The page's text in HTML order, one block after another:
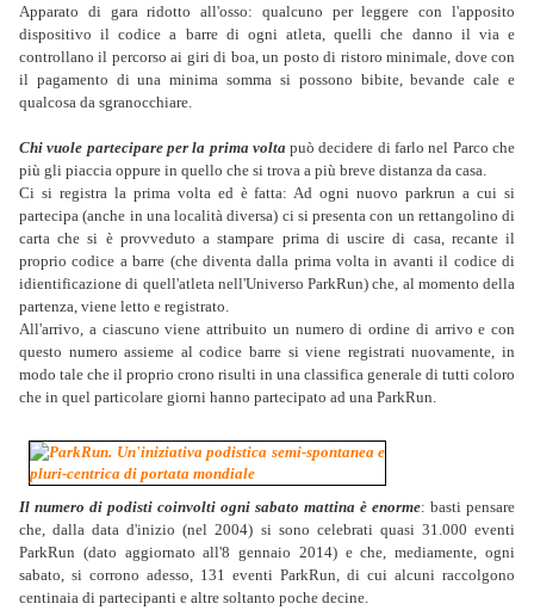
Apparato di gara ridotto all'osso: qualcuno per leggere con l'apposito
dispositivo il codice a barre di ogni atleta, quelli che danno il via e
controllano il percorso ai giri di boa, un posto di ristoro minimale, dove con
il pagamento di una minima somma si possono bibite, bevande cale e
qualcosa da sgranocchiare.
Chi vuole partecipare per la prima volta può decidere di farlo nel Parco che
più gli piaccia oppure in quello che si trova a più breve distanza da casa.
Ci si registra la prima volta ed è fatta: Ad ogni nuovo parkrun a cui si
partecipa (anche in una località diversa) ci si presenta con un rettangolino di
carta che si è provveduto a stampare prima di uscire di casa, recante il
proprio codice a barre (che diventa dalla prima volta in avanti il codice di
idientificazione di quell'atleta nell'Universo ParkRun) che, al momento della
partenza, viene letto e registrato.
All'arrivo, a ciascuno viene attribuito un numero di ordine di arrivo e con
questo numero assieme al codice barre si viene registrati nuovamente, in
modo tale che il proprio crono risulti in una classifica generale di tutti coloro
che in quel particolare giorni hanno partecipato ad una ParkRun.
Il numero di podisti coinvolti ogni sabato mattina è enorme: basti pensare
che, dalla data d'inizio (nel 2004) si sono celebrati quasi 31.000 eventi
ParkRun (dato aggiornato all'8 gennaio 2014) e che, mediamente, ogni
sabato, si corrono adesso, 131 eventi ParkRun, di cui alcuni raccolgono
centinaia di partecipanti e altre soltanto poche decine.